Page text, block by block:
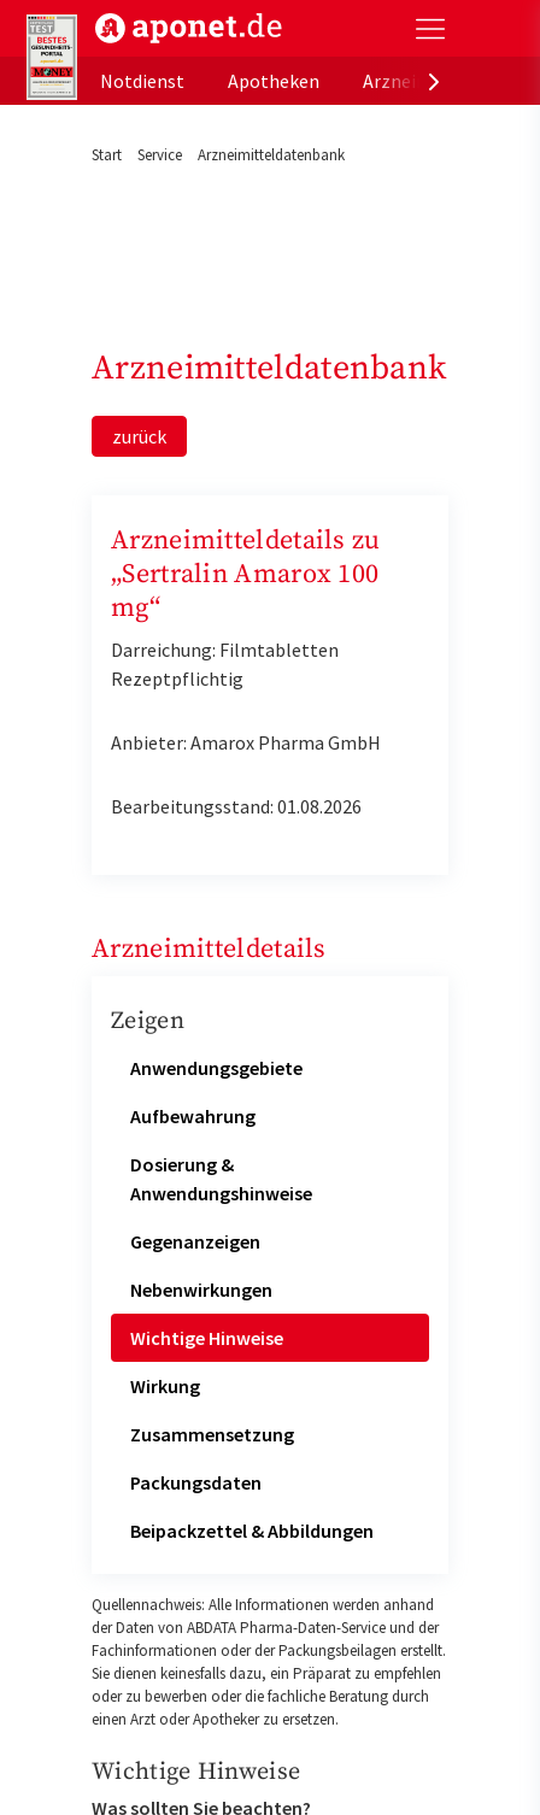
aponet.de - Das offizielle Gesundheitsportal der
Notdienst
Apotheken
Start Service Arzneimitteldatenbank
Arzneimitteldatenbank
zurück
Arzneimitteldetails zu
„Sertralin Amarox 100
mg“
Darreichung: Filmtabletten
Rezeptpflichtig
Anbieter: Amarox Pharma GmbH
Bearbeitungsstand: 01.08.2026
Arzneimitteldetails
Zeigen
Anwendungsgebiete
Aufbewahrung
Dosierung &
Anwendungshinweise
Gegenanzeigen
Nebenwirkungen
Wichtige Hinweise
Wirkung
Zusammensetzung
Packungsdaten
Beipackzettel & Abbildungen
Quellennachweis: Alle Informationen werden anhand
der Daten von ABDATA Pharma-Daten-Service und der
Fachinformationen oder der Packungsbeilagen erstellt.
Sie dienen keinesfalls dazu, ein Präparat zu empfehlen
oder zu bewerben oder die fachliche Beratung durch
einen Arzt oder Apotheker zu ersetzen.
Wichtige Hinweise
Was sollten Sie beachten?